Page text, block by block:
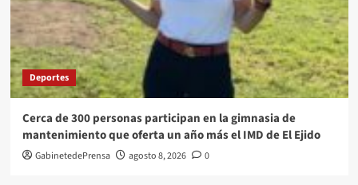
Deportes
Cerca de 300 personas participan en la gimnasia de
mantenimiento que oferta un año más el IMD de El Ejido
GabinetedePrensa agosto 8, 2026 0